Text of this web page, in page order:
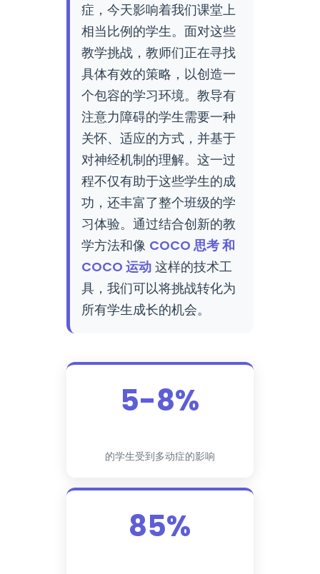
症，今天影响着我们课堂上
相当比例的学生。面对这些
教学挑战，教师们正在寻找
具体有效的策略，以创造一
个包容的学习环境。教导有
注意力障碍的学生需要一种
关怀、适应的方式，并基于
对神经机制的理解。这一过
程不仅有助于这些学生的成
功，还丰富了整个班级的学
习体验。通过结合创新的教
学方法和像 COCO 思考 和
COCO 运动这样的技术工
具，我们可以将挑战转化为
所有学生成长的机会。
5-8%
的学生受到多动症的影响
85%